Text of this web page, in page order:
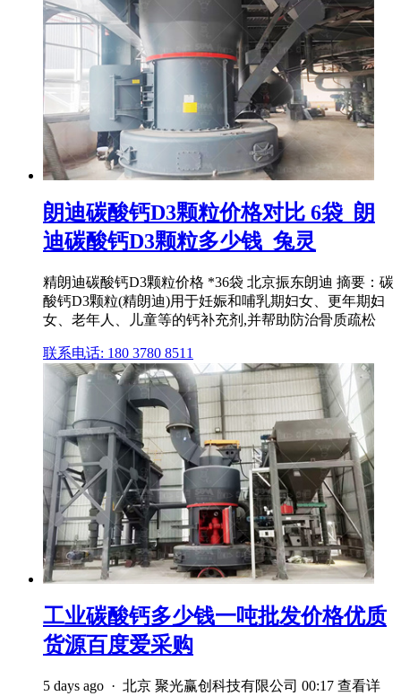
朗迪碳酸钙D3颗粒价格对比 6袋_朗
迪碳酸钙D3颗粒多少钱_兔灵
精朗迪碳酸钙D3颗粒价格 *36袋 北京振东朗迪 摘要：碳
酸钙D3颗粒(精朗迪)用于妊娠和哺乳期妇女、更年期妇
女、老年人、儿童等的钙补充剂,并帮助防治骨质疏松
联系电话: 180 3780 8511
工业碳酸钙多少钱一吨批发价格优质
货源百度爱采购
5 days ago · 北京 聚光赢创科技有限公司 00:17 查看详